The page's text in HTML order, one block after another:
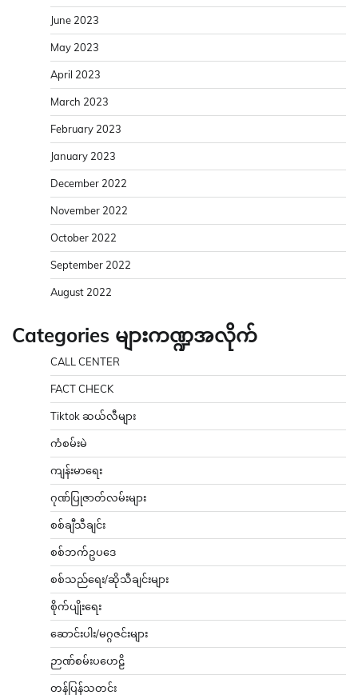
June 2023
May 2023
April 2023
March 2023
February 2023
January 2023
December 2022
November 2022
October 2022
September 2022
August 2022
Categories များကဏ္ဍအလိုက်
CALL CENTER
FACT CHECK
Tiktok ဆယ်လီများ
ကံစမ်းမဲ
ကျန်းမာရေး
ဂုဏ်ပြုဇာတ်လမ်းများ
စစ်ချီသီချင်း
စစ်ဘက်ဥပဒေ
စစ်သည်ရေး/ဆိုသီချင်းများ
စိုက်ပျိုးရေး
ဆောင်းပါး/မဂ္ဂဇင်းများ
ဉာဏ်စမ်းပဟေဠိ
တန်ပြန်သတင်း